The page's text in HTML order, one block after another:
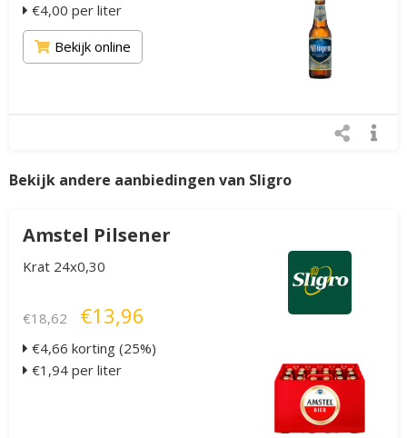
€4,00 per liter
Bekijk online
Bekijk andere aanbiedingen van Sligro
Amstel Pilsener
Krat 24x0,30
€18,62 €13,96
€4,66 korting (25%)
€1,94 per liter